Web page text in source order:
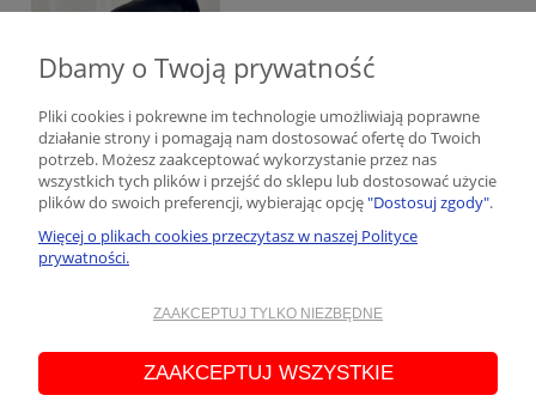
46,75 zł
Najniższa cena:55,00 zł
Czapka prążek z uszkami strips navy
Wysyłka w:
46,75 zł
Dbamy o Twoją prywatność
Pliki cookies i pokrewne im technologie umożliwiają poprawne
działanie strony i pomagają nam dostosować ofertę do Twoich
potrzeb. Możesz zaakceptować wykorzystanie przez nas
wszystkich tych plików i przejść do sklepu lub dostosować użycie
plików do swoich preferencji, wybierając opcję"Dostosuj zgody".
Więcej o plikach cookies przeczytasz w naszej Polityce
prywatności.
ZAAKCEPTUJ TYLKO NIEZBĘDNE
ZAAKCEPTUJ WSZYSTKIE